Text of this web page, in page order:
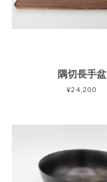
隅切長手盆
¥24,200